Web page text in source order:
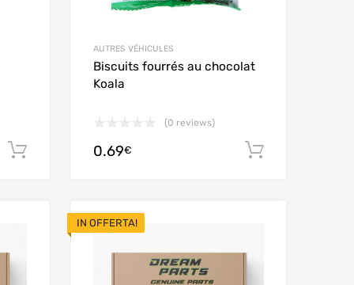
Aggiungi al carrello
AUTRES VÉHICULES
Biscuits fourrés au chocolat
Koala
(0 reviews)
0.69€
Add to Wishlist
IN OFFERTA!